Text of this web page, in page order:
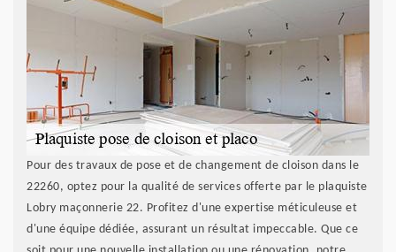
Pour des travaux de pose et de changement de cloison dans le
22260, optez pour la qualité de services offerte par le plaquiste
Lobry maçonnerie 22. Profitez d'une expertise méticuleuse et
d'une équipe dédiée, assurant un résultat impeccable. Que ce